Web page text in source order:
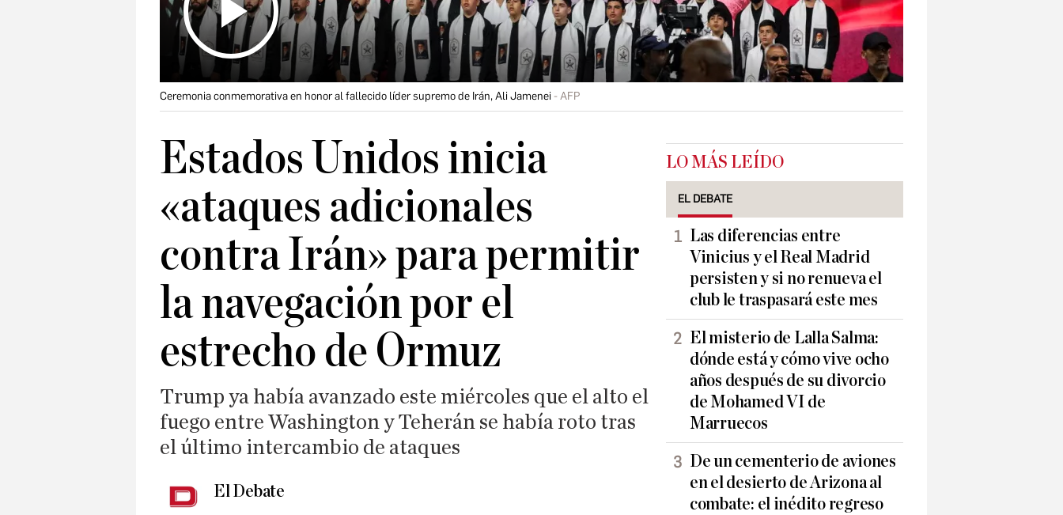
Ceremonia conmemorativa en honor al fallecido líder supremo de Irán, Ali Jamenei AFP
Estados Unidos inicia
«ataques adicionales
contra Irán» para permitir
la navegación por el
estrecho de Ormuz
Trump ya había avanzado este miércoles que el alto el
fuego entre Washington y Teherán se había roto tras
el último intercambio de ataques
El Debate
LO MÁS LEÍDO
EL DEBATE
Las diferencias entre
Vinicius y el Real Madrid
persisten y si no renueva el
club le traspasará este mes
El misterio de Lalla Salma:
dónde está y cómo vive ocho
años después de su divorcio
de Mohamed VI de
Marruecos
De un cementerio de aviones
en el desierto de Arizona al
combate: el inédito regreso